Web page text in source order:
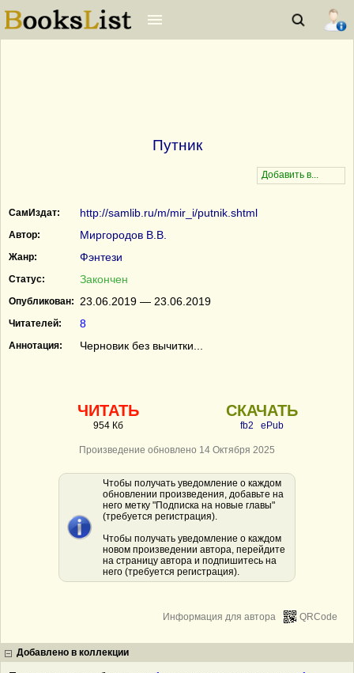
Путник
СамИздат: http://samlib.ru/m/mir_i/putnik.shtml
Автор: Миргородов В.В.
Жанр: Фэнтези
Статус: Закончен
Опубликован: 23.06.2019 — 23.06.2019
Читателей: 8
Аннотация: Черновик без вычитки...
ЧИТАТЬ
954 Кб
СКАЧАТЬ
fb2 ePub
Произведение обновлено 14 Октября 2025
Чтобы получать уведомление о каждом
обновлении произведения, добавьте на
него метку "Подписка на новые главы"
(требуется регистрация).
Чтобы получать уведомление о каждом
новом произведении автора, перейдите
на страницу автора и подпишитесь на
него (требуется регистрация).
QRCode
Информация для автора
Добавлено в коллекции